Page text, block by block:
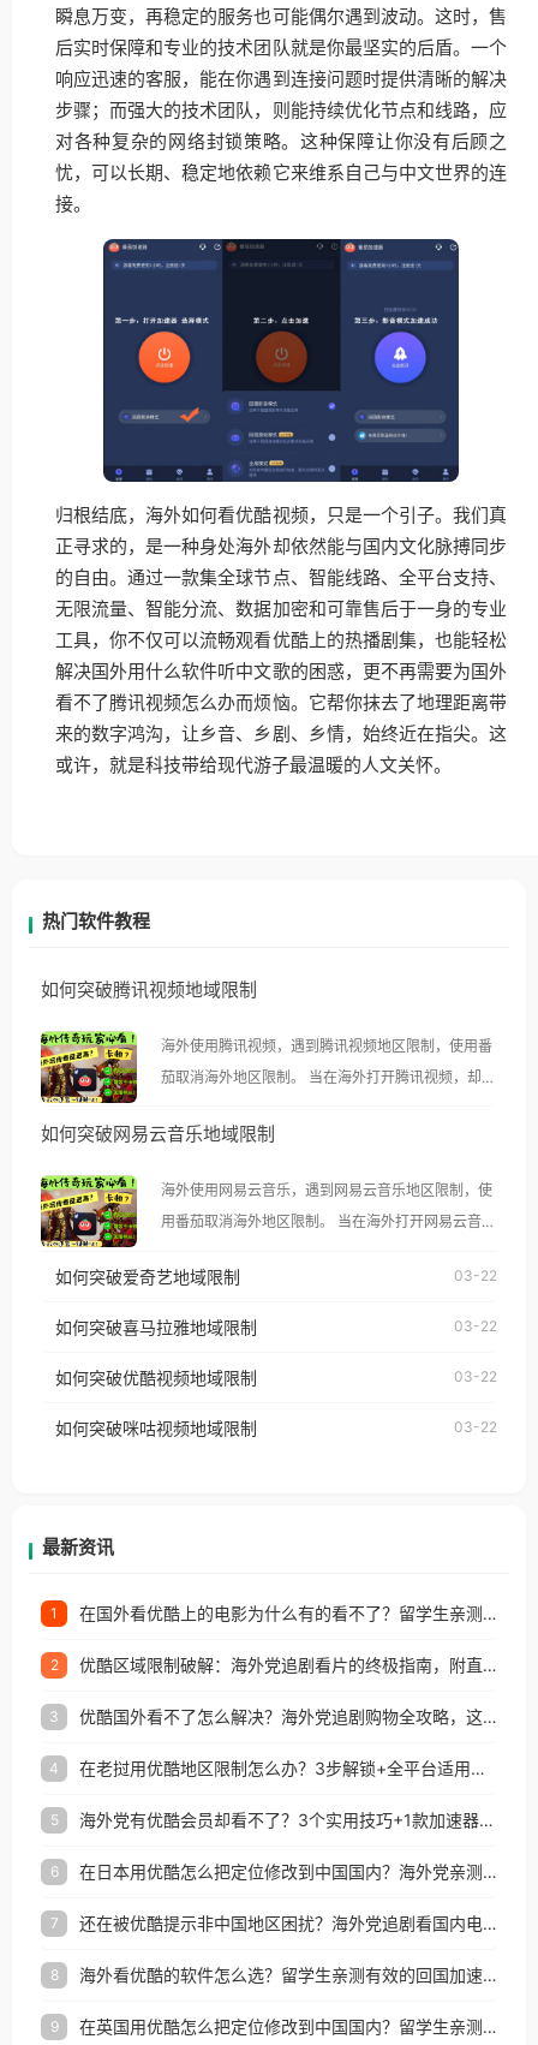
瞬息万变，再稳定的服务也可能偶尔遇到波动。这时，售
后实时保障和专业的技术团队就是你最坚实的后盾。一个
响应迅速的客服，能在你遇到连接问题时提供清晰的解决
步骤；而强大的技术团队，则能持续优化节点和线路，应
对各种复杂的网络封锁策略。这种保障让你没有后顾之
忧，可以长期、稳定地依赖它来维系自己与中文世界的连
接。
归根结底，海外如何看优酷视频，只是一个引子。我们真
正寻求的，是一种身处海外却依然能与国内文化脉搏同步
的自由。通过一款集全球节点、智能线路、全平台支持、
无限流量、智能分流、数据加密和可靠售后于一身的专业
工具，你不仅可以流畅观看优酷上的热播剧集，也能轻松
解决国外用什么软件听中文歌的困惑，更不再需要为国外
看不了腾讯视频怎么办而烦恼。它帮你抹去了地理距离带
来的数字鸿沟，让乡音、乡剧、乡情，始终近在指尖。这
或许，就是科技带给现代游子最温暖的人文关怀。
热门软件教程
如何突破腾讯视频地域限制
海外使用腾讯视频，遇到腾讯视频地区限制，使用番
茄取消海外地区限制。 当在海外打开腾讯视频，却突
示语。 海外用户如香港、澳门、台湾、美国、加拿
像其他音乐平台一样，出现地区及版权限制问题，且
仅能在中国大陆地区播放。 遇到这个问题的朋友们，
台湾、美国、加拿大、澳大利亚、欧洲等国家和地区
权限制所困扰。
如何突破网易云音乐地域限制
海外使用网易云音乐，遇到网易云音乐地区限制，使
用番茄取消海外地区限制。 当在海外打开网易云音
播放”的提示语。 海外用户如香港、澳门、台湾、美
制问题，且仅能在中国大陆地区播放。 遇到这个问题
户收听网易云音乐地区版权限制」的问题，无论人在
如何突破爱奇艺地域限制 03-22
如何突破喜马拉雅地域限制 03-22
如何突破优酷视频地域限制 03-22
如何突破咪咕视频地域限制 03-22
最新资讯
1 在国外看优酷上的电影为什么有的看不了？留学生亲测有效的回国加速方案
2 优酷区域限制破解：海外党追剧看片的终极指南，附直播欧冠+1905电影网解决方案
3 优酷国外看不了怎么解决？海外党追剧购物全攻略，这招亲测有效！
4 在老挝用优酷地区限制怎么办？3步解锁+全平台适用的回国加速器指南
5 海外党有优酷会员却看不了？3个实用技巧+1款加速器解决追剧&金融APP难题
6 在日本用优酷怎么把定位修改到中国国内？海外党亲测有效的回国加速指南
7 还在被优酷提示非中国地区困扰？海外党追剧看国内电影的正确打开方式
8 海外看优酷的软件怎么选？留学生亲测有效的回国加速方案
9 在英国用优酷怎么把定位修改到中国国内？留学生亲测有效的回国加速方案